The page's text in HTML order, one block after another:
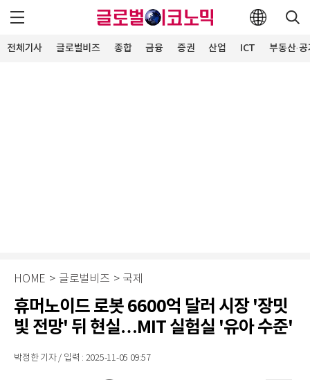
전체기사 글로벌비즈 종합 금융 증권 산업 ICT 부동산·
HOME > 글로벌비즈 > 국제
휴머노이드 로봇 6600억 달러 시장 '장밋
빛 전망' 뒤 현실…MIT 실험실 '유아 수준'
박정한 기자 / 입력 : 2025-11-05 09:57